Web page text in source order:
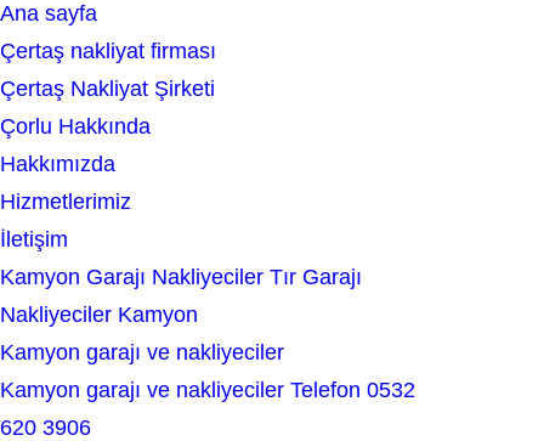
e
a
r
c
h
Ana sayfa
Çertaş nakliyat firması
Çertaş Nakliyat Şirketi
Çorlu Hakkında
Hakkımızda
Hizmetlerimiz
İletişim
Kamyon Garajı Nakliyeciler Tır Garajı
Nakliyeciler Kamyon
Kamyon garajı ve nakliyeciler
Kamyon garajı ve nakliyeciler Telefon 0532
620 3906